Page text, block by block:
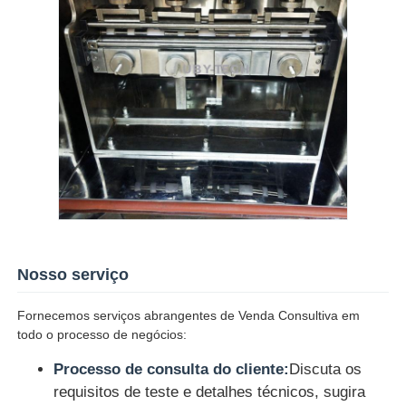
Nosso serviço
Fornecemos serviços abrangentes de Venda Consultiva em
todo o processo de negócios:
Processo de consulta do cliente:Discuta os
requisitos de teste e detalhes técnicos, sugira